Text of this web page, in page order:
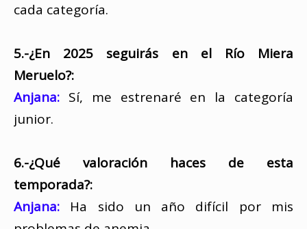
cada categoría.
5.-¿En 2025 seguirás en el Río Miera
Meruelo?:
Anjana: Sí, me estrenaré en la categoría
junior.
6.-¿Qué valoración haces de esta
temporada?:
Anjana: Ha sido un año difícil por mis